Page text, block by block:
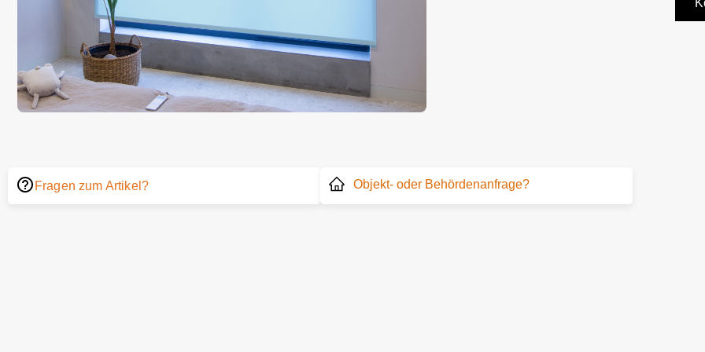
Fragen zum Artikel? Objekt- oder Behördenanfrage?